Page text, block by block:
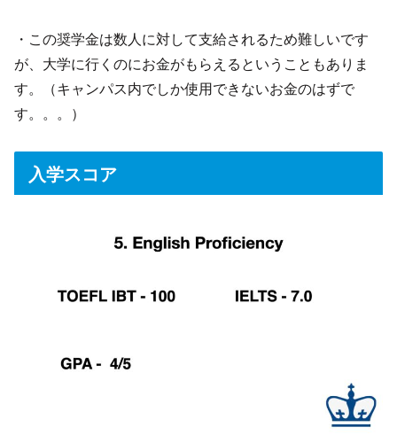
・この奨学金は数人に対して支給されるため難しいです
が、大学に行くのにお金がもらえるということもありま
す。（キャンパス内でしか使用できないお金のはずで
す。。。）
入学スコア